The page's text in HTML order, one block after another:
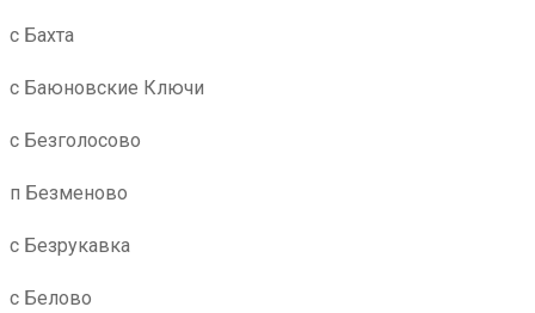
с Бахта
с Баюновские Ключи
с Безголосово
п Безменово
с Безрукавка
с Белово